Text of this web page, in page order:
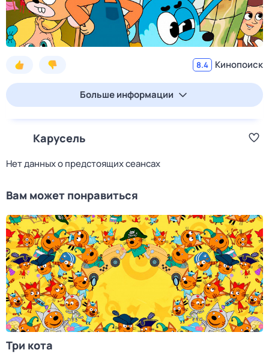
8.4 Кинопоиск
Больше информации
Карусель
Нет данных о предстоящих сеансах
Вам может понравиться
Три кота